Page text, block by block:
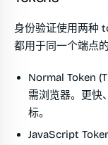
身份验证使用两种
都用于同一个端点
Normal Token
需浏览器。更快
标。
JavaScript